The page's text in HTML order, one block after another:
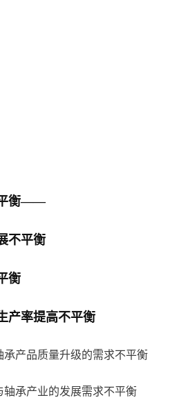
平衡——
不平衡
衡
产率提高不平衡
产品质量升级的需求不平衡
承产业的发展需求不平衡